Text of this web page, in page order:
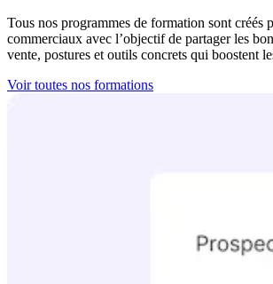
Tous nos programmes de formation sont créés
commerciaux avec l’objectif de partager les
vente, postures et outils concrets qui boostent
Voir toutes nos formations